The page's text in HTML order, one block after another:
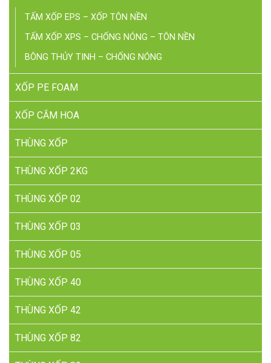
TẤM XỐP EPS – XỐP TÔN NỀN
TẤM XỐP XPS – CHỐNG NÓNG – TÔN NỀN
BÔNG THỦY TINH – CHỐNG NÓNG
XỐP PE FOAM
XỐP CẮM HOA
THÙNG XỐP
THÙNG XỐP 2KG
THÙNG XỐP 02
THÙNG XỐP 03
THÙNG XỐP 05
THÙNG XỐP 40
THÙNG XỐP 42
THÙNG XỐP 82